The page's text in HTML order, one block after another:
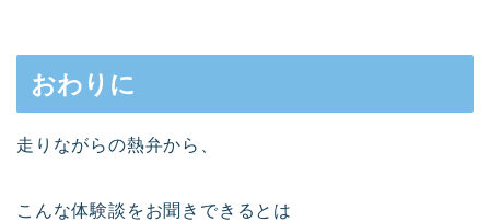
おわりに
走りながらの熱弁から、
こんな体験談をお聞きできるとは